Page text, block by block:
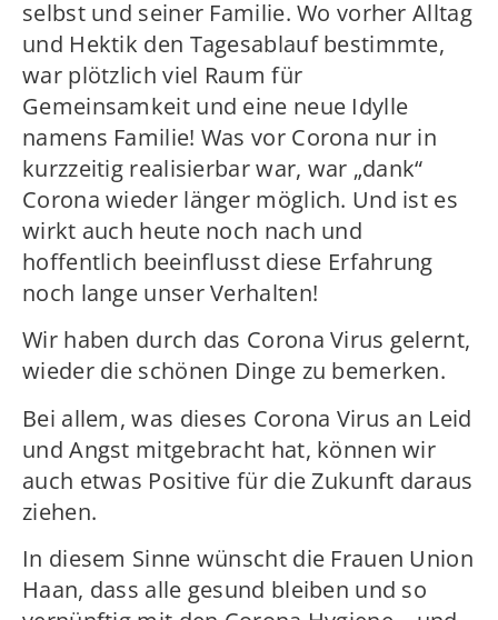
selbst und seiner Familie. Wo vorher Alltag
und Hektik den Tagesablauf bestimmte,
war plötzlich viel Raum für
Gemeinsamkeit und eine neue Idylle
namens Familie! Was vor Corona nur in
kurzzeitig realisierbar war, war „dank“
Corona wieder länger möglich. Und ist es
wirkt auch heute noch nach und
hoffentlich beeinflusst diese Erfahrung
noch lange unser Verhalten!
Wir haben durch das Corona Virus gelernt,
wieder die schönen Dinge zu bemerken.
Bei allem, was dieses Corona Virus an Leid
und Angst mitgebracht hat, können wir
auch etwas Positive für die Zukunft daraus
ziehen.
In diesem Sinne wünscht die Frauen Union
Haan, dass alle gesund bleiben und so